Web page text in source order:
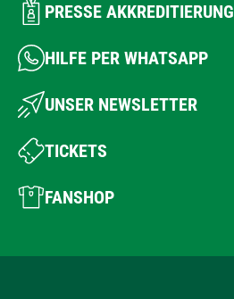
PRESSE AKKREDITIERUNG
HILFE PER WHATSAPP
UNSER NEWSLETTER
TICKETS
FANSHOP